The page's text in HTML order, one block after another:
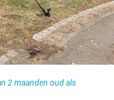
2 maanden oud als